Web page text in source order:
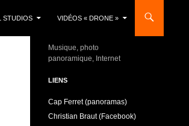
STUDIOS VIDÉOS « DRONE »
Musique, photo
panoramique, Internet
LIENS
Cap Ferret (panoramas)
Christian Braut (Facebook)